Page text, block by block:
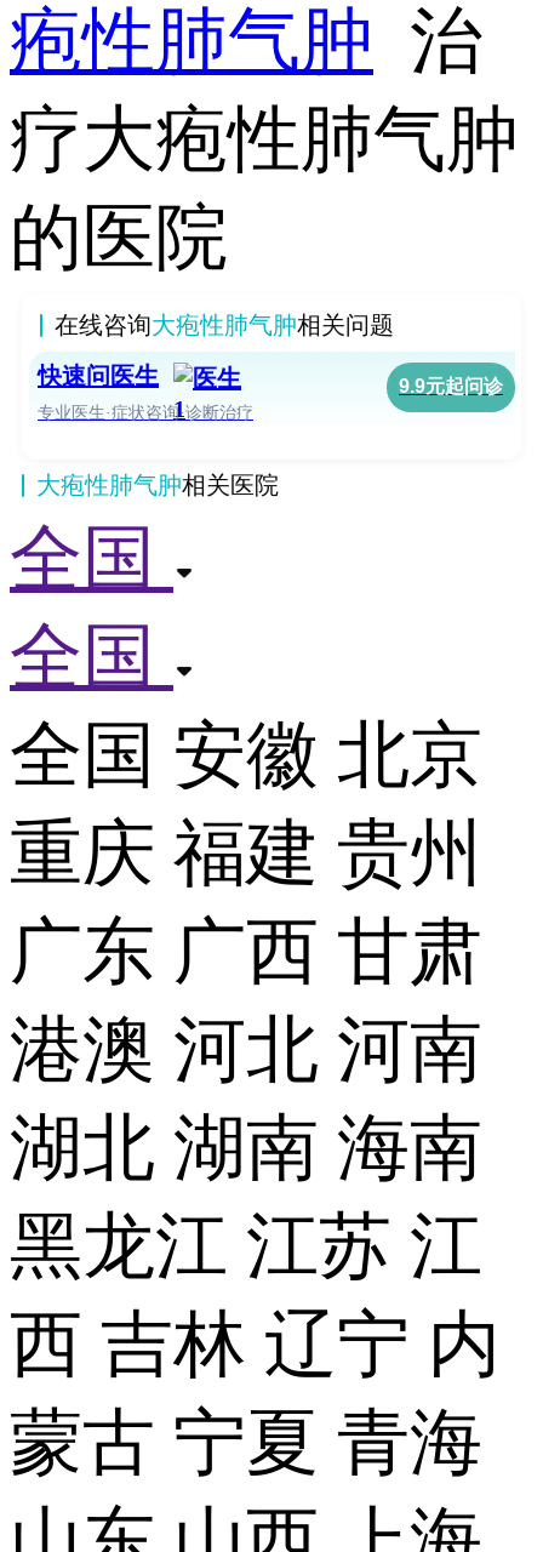
疱性肺气肿 治
疗大疱性肺气肿
的医院
在线咨询大疱性肺气肿相关问题
快速问医生
专业医生·症状咨询·诊断治疗
9.9元起问诊
大疱性肺气肿相关医院
全国
全国
全国 安徽 北京
重庆 福建 贵州
广东 广西 甘肃
港澳 河北 河南
湖北 湖南 海南
黑龙江 江苏 江
西 吉林 辽宁 内
蒙古 宁夏 青海